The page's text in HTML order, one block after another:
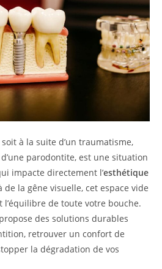
à la suite d’un traumatisme,
parodontite, est une situation
impacte directement l’esthétique
la gêne visuelle, cet espace vide
l’équilibre de toute votre bouche.
des solutions durables
retrouver un confort de
la dégradation de vos